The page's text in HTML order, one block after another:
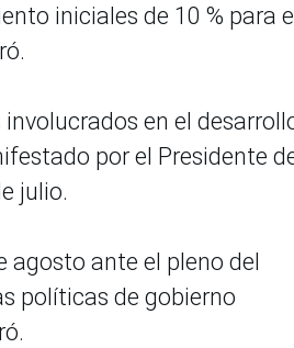
iniciales de 10 % para
en el
por el Presidente
julio.
agosto ante el pleno del
políticas de gobierno